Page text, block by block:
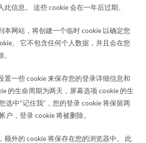
此信息。 这些 cookie 会在一年后过期。
本网站，将创建一个临时 cookie 以确定您
。 它不包含任何个人数据，并且会在您
置一些 cookie 来保存您的登录详细信息和
的生命周期为两天，屏幕选项 cookie 的生
选中“记住我”，您的登录 cookie 将保留两
户，登录 cookie 将被删除。
额外的 cookie 将保存在您的浏览器中。 此